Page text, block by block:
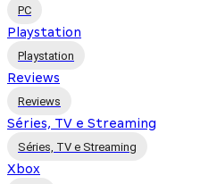
PC
Playstation
Playstation
Reviews
Reviews
Séries, TV e Streaming
Séries, TV e Streaming
Xbox